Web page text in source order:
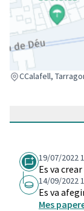
CCalafell,
(Enllaç extern)
19/07/2022
Es va
14/09/2022
Es va
Mes